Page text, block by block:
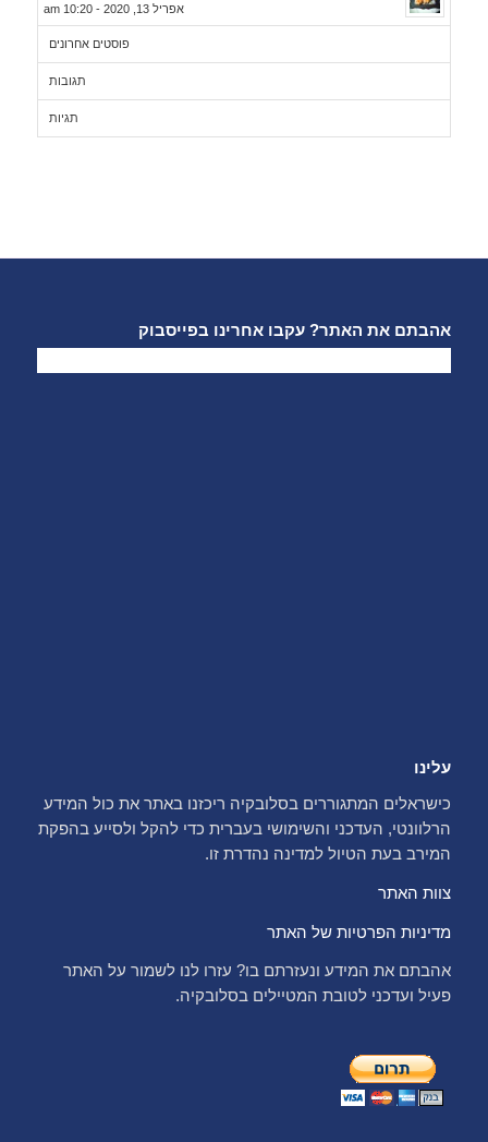
אפריל 13, 2020 - 10:20 am
פוסטים אחרונים
תגובות
תגיות
אהבתם את האתר? עקבו אחרינו בפייסבוק
עלינו
כישראלים המתגוררים בסלובקיה ריכזנו באתר את כול המידע
הרלוונטי, העדכני והשימושי בעברית כדי להקל ולסייע בהפקת
המירב בעת הטיול למדינה נהדרת זו.
צוות האתר
מדיניות הפרטיות של האתר
אהבתם את המידע ונעזרתם בו? עזרו לנו לשמור על האתר
פעיל ועדכני לטובת המטיילים בסלובקיה.